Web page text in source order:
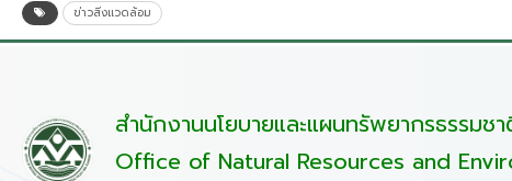
ข่าวสิ่งแวดล้อม
สำนักงานนโยบายและแผนทรัพยากรธรรมช
Office of Natural Resources and